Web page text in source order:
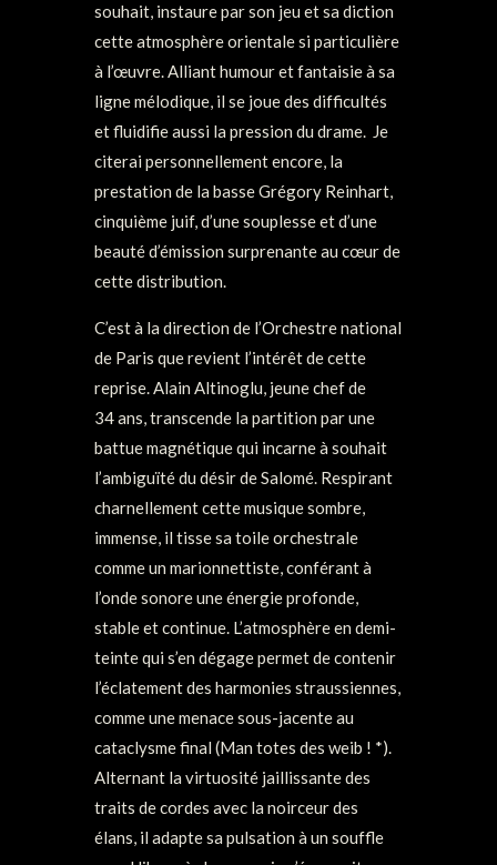
souhait, instaure par son jeu et sa diction
cette atmosphère orientale si particulière
à l’œuvre. Alliant humour et fantaisie à sa
ligne mélodique, il se joue des difficultés
et fluidifie aussi la pression du drame. Je
citerai personnellement encore, la
prestation de la basse Grégory Reinhart,
cinquième juif, d’une souplesse et d’une
beauté d’émission surprenante au cœur de
cette distribution.
C’est à la direction de l’Orchestre national
de Paris que revient l’intérêt de cette
reprise. Alain Altinoglu, jeune chef de
34 ans, transcende la partition par une
battue magnétique qui incarne à souhait
l’ambiguïté du désir de Salomé. Respirant
charnellement cette musique sombre,
immense, il tisse sa toile orchestrale
comme un marionnettiste, conférant à
l’onde sonore une énergie profonde,
stable et continue. L’atmosphère en demi-
teinte qui s’en dégage permet de contenir
l’éclatement des harmonies straussiennes,
comme une menace sous-jacente au
cataclysme final (Man totes des weib ! *).
Alternant la virtuosité jaillissante des
traits de cordes avec la noirceur des
élans, il adapte sa pulsation à un souffle